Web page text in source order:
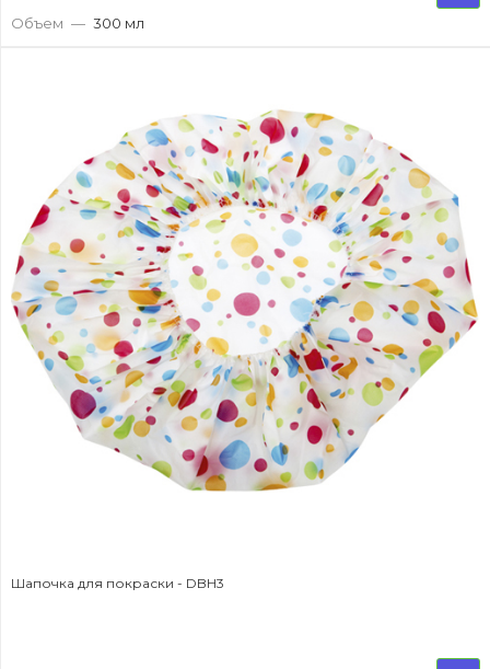
Объем — 300 мл
Шапочка для покраски - DBH3